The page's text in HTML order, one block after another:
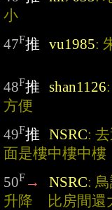
小
47F推 vu1985:
48F推 shan1126
方便
49F推 NSRC:
面是樓中樓中樓
50F → NSRC:
升降　比房間還